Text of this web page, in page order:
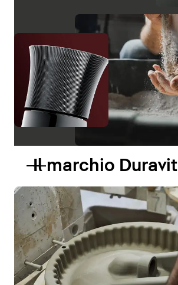
Il marchio Duravit